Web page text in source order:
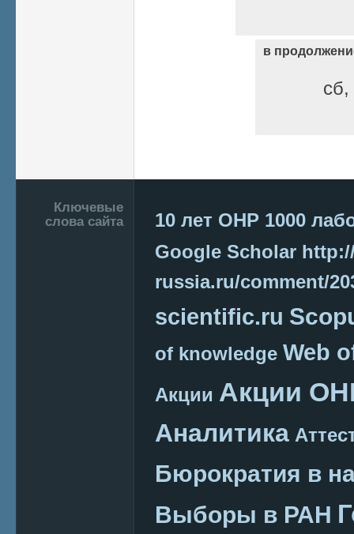
в
Подвал
Ключевые
слова сайта
10 лет ОНР 1000
Google Scholar
russia.ru/comment/
scientific.ru
of knowledge Web
Акции Акции
Аналитика
Бюрократия в
Выборы в РАН